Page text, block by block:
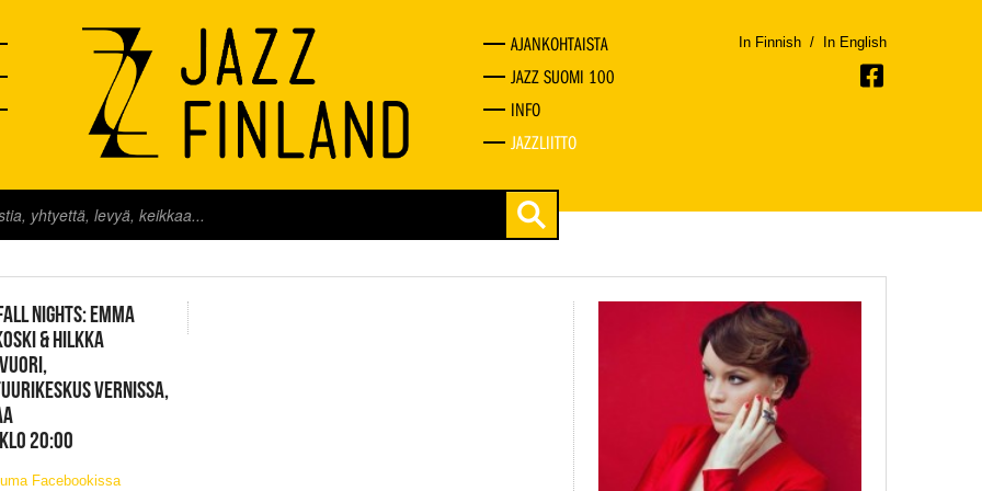
AJANKOHTAISTA
JAZZ SUOMI 100
INFO
JAZZLIITTO
In Finnish / In English
LIVE
NIGHTS: EMMA
& HILKKA
VERNISSA,
20:00
Facebookissa